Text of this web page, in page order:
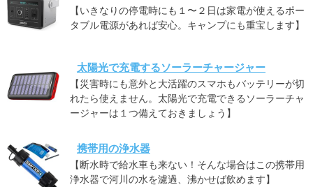
【いきなりの停電時にも１〜２日は家電が使えるポー
タブル電源があれば安心。キャンプにも重宝します】
太陽光で充電するソーラーチャージャー
【災害時にも意外と大活躍のスマホもバッテリーが切
れたら使えません。太陽光で充電できるソーラーチャ
ージャーは１つ備えておきましょう】
携帯用の浄水器
【断水時で給水車も来ない！そんな場合はこの携帯用
浄水器で河川の水を濾過、沸かせば飲めます】